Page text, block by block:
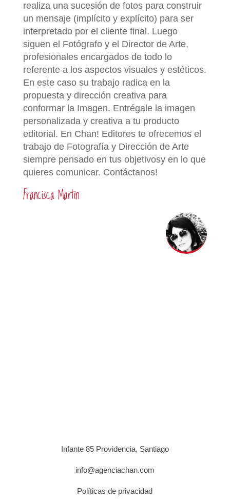
realiza una sucesión de fotos para construir
un mensaje (implícito y explícito) para ser
interpretado por el cliente final. Luego
siguen el Fotógrafo y el Director de Arte,
profesionales encargados de todo lo
referente a los aspectos visuales y estéticos.
En este caso su trabajo radica en la
propuesta y dirección creativa para
conformar la Imagen. Entrégale la imagen
personalizada y creativa a tu producto
editorial. En Chan! Editores te ofrecemos el
trabajo de Fotografía y Dirección de Arte
siempre pensado en tus objetivosy en lo que
quieres comunicar. Contáctanos!
Francisca Martin
Infante 85 Providencia, Santiago
info@agenciachan.com
Políticas de privacidad